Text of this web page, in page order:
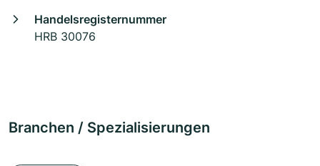
Handelsregisternummer
HRB 30076
Branchen / Spezialisierungen